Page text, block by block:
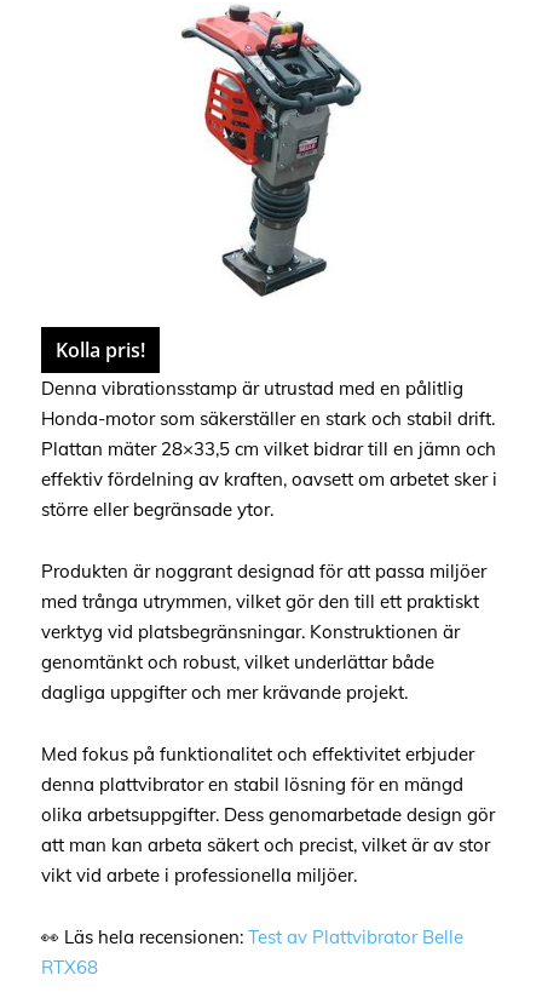
Kolla pris!
Denna vibrationsstamp är utrustad med en pålitlig
Honda-motor som säkerställer en stark och stabil drift.
Plattan mäter 28×33,5 cm vilket bidrar till en jämn och
effektiv fördelning av kraften, oavsett om arbetet sker i
större eller begränsade ytor.
Produkten är noggrant designad för att passa miljöer
med trånga utrymmen, vilket gör den till ett praktiskt
verktyg vid platsbegränsningar. Konstruktionen är
genomtänkt och robust, vilket underlättar både
dagliga uppgifter och mer krävande projekt.
Med fokus på funktionalitet och effektivitet erbjuder
denna plattvibrator en stabil lösning för en mängd
olika arbetsuppgifter. Dess genomarbetade design gör
att man kan arbeta säkert och precist, vilket är av stor
vikt vid arbete i professionella miljöer.
👀 Läs hela recensionen: Test av Plattvibrator Belle
RTX68